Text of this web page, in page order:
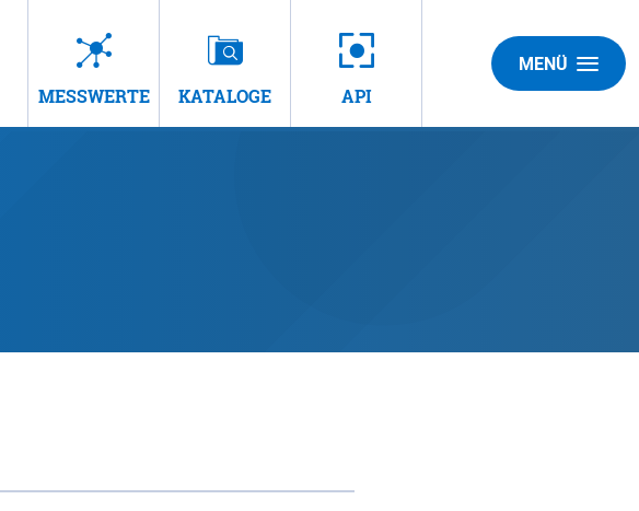
MESSWERTE KATALOGE API
MENÜ